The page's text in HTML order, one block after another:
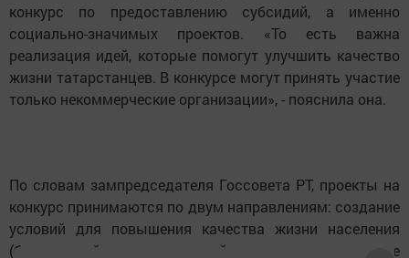
конкурс по предоставлению субсидий, а именно
социально-значимых проектов. «То есть важна
реализация идей, которые помогут улучшить качество
жизни татарстанцев. В конкурсе могут принять участие
только некоммерческие организации», - пояснила она.
По словам зампредседателя Госсовета РТ, проекты на
конкурс принимаются по двум направлениям: создание
условий для повышения качества жизни населения
(благоустройство городской среды, повышение